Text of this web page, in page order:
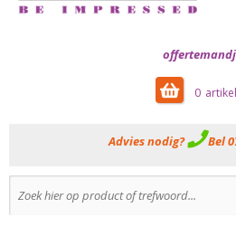
0
Advies nodig? Bel